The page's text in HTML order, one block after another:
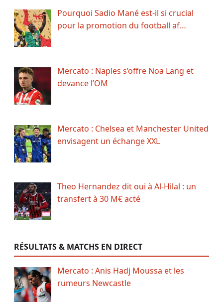
Pourquoi Sadio Mané est-il si crucial
pour la promotion du football af…
Mercato : Naples s’offre Noa Lang et
devance l’OM
Mercato : Chelsea et Manchester United
envisagent un échange XXL
Theo Hernandez dit oui à Al-Hilal : un
transfert à 30 M€ acté
RÉSULTATS & MATCHS EN DIRECT
Mercato : Anis Hadj Moussa et les
rumeurs Newcastle